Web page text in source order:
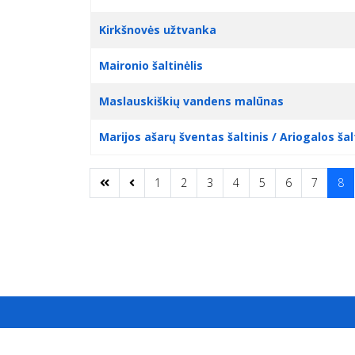
Kirkšnovės užtvanka
Maironio šaltinėlis
Maslauskiškių vandens malūnas
Marijos ašarų šventas šaltinis / Ariogalos
1 2 3 4 5 6 7 8